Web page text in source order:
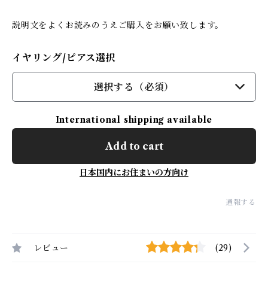
説明文をよくお読みのうえご購入をお願い致します。
イヤリング/ピアス選択
選択する（必須）
International shipping available
Add to cart
日本国内にお住まいの方向け
通報する
レビュー (29)